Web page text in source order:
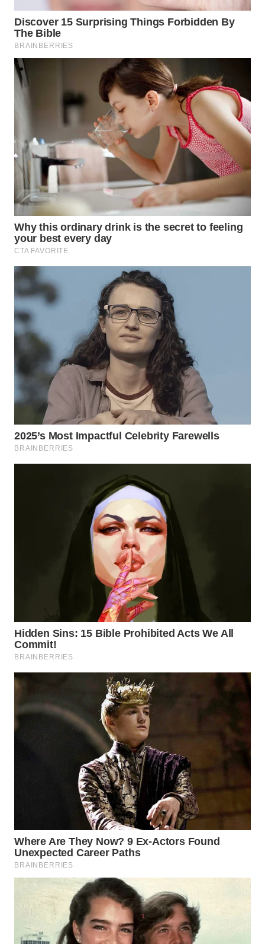
Wahana
Media
WAHANA
TANI
WAHANA
ADVOKAT
WAHANA
INFRASTRUKTUR
WAHANA
KONSUMEN
WAHANA
LISTRIK
WAHANA
TRAVEL
WAHANA
TV
WAHANANEWS
ID
WAHANA
SELEB
PERSONA
DESA
WISATA
LAPAK
WAHANA
Network